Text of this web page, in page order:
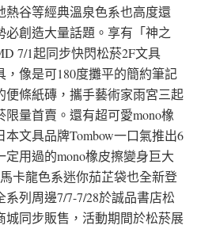
谷等經典溫泉色系也高度還
創造大量話題。享有「神之
7/1起同步快閃松菸2F文具
像是可180度攤平的簡約筆記
便條紙磚，攜手藝術家雨宮三起
量首賣。還有超可愛mono橡
文具品牌Tombow一口氣推出6
用過的mono橡皮擦變身巨大
卡龍色系迷你茄芷袋也全新登
列周邊7/7-7/28於誠品書店松
城同步販售，活動期間於松菸展